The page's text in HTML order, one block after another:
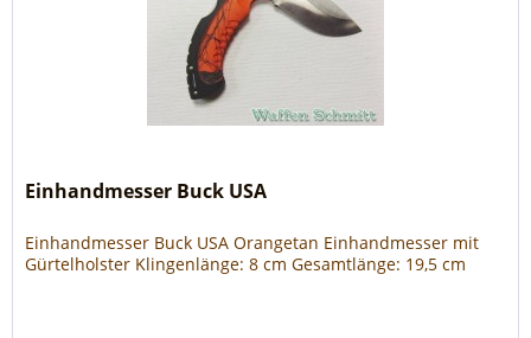
Einhandmesser Buck USA
Einhandmesser Buck USA Orangetan Einhandmesser mit
Gürtelholster Klingenlänge: 8 cm Gesamtlänge: 19,5 cm